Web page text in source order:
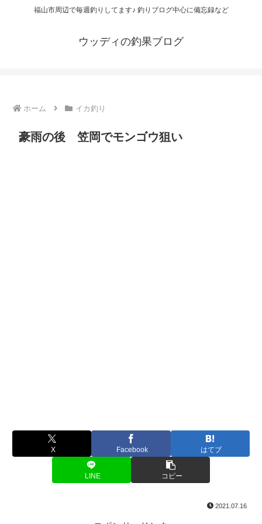
福山市周辺で毎週釣りしてます♪ 釣りブログ中心に備忘録など
ウッディの釣果ブログ
ホーム イカ釣り
豪雨の後 笠岡でモンゴウ狙い
X Facebook はてブ
LINE コピー
2021.07.16